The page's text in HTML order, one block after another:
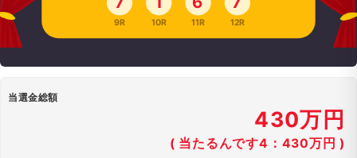
9R 10R 11R 12R
当選金総額
430万円
( 当たるんです4：430万円 )